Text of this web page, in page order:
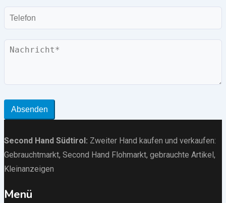
Telefon
Nachricht
Absenden
Second Hand Südtirol : Zweiter Hand kaufen und verkaufen:
Gebrauchtmarkt, Second Hand Flohmarkt, gebrauchte Artikel ,
Kleinanzeigen
Menü